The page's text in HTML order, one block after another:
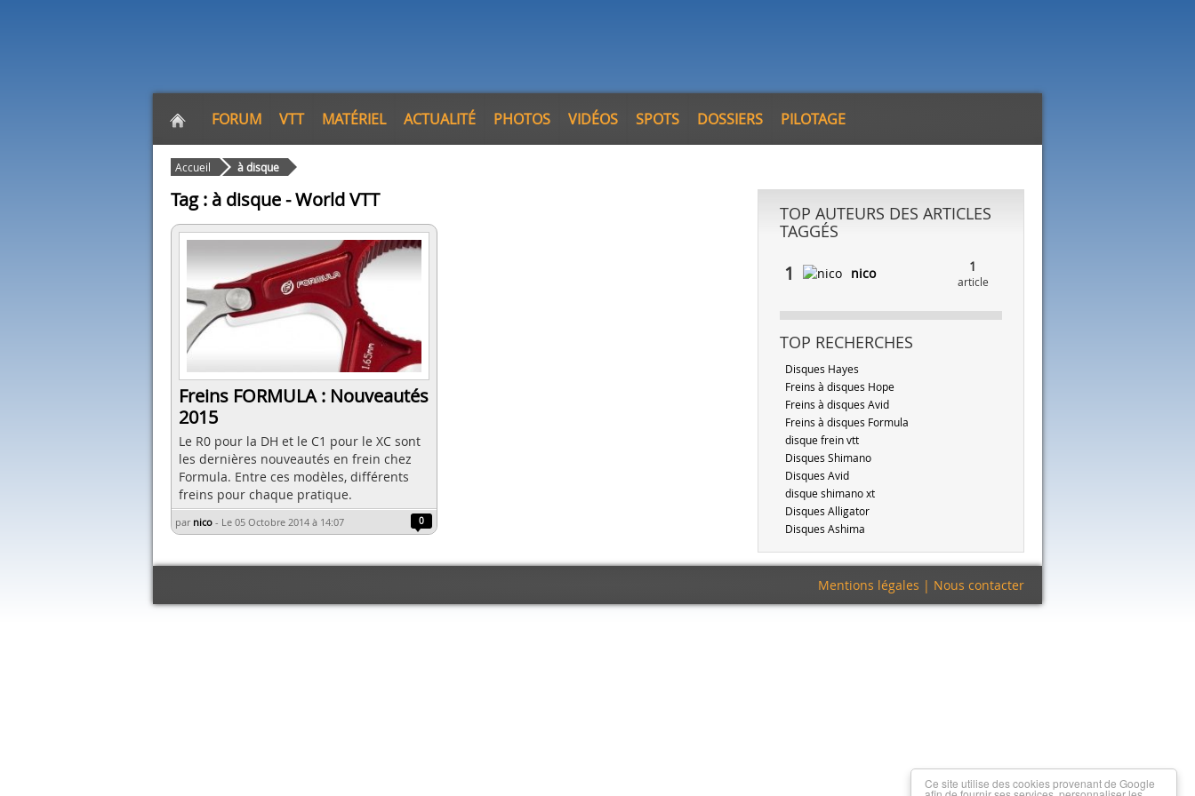
FORUM VTT MATÉRIEL ACTUALITÉ PHOTOS VIDÉOS SPOTS DOSSIERS PILOTAGE
Accueil à disque
Tag : à disque - World VTT
Freins FORMULA : Nouveautés
2015
Le R0 pour la DH et le C1 pour le XC sont
les dernières nouveautés en frein chez
Formula. Entre ces modèles, différents
freins pour chaque pratique.
par nico - Le 05 Octobre 2014 à 14:07 0
TOP AUTEURS DES ARTICLES
TAGGÉS
1 nico 1
article
TOP RECHERCHES
Disques Hayes
Freins à disques Hope
Freins à disques Avid
Freins à disques Formula
disque frein vtt
Disques Shimano
Disques Avid
disque shimano xt
Disques Alligator
Disques Ashima
Mentions légales | Nous contacter
Ce site utilise des cookies provenant de Google